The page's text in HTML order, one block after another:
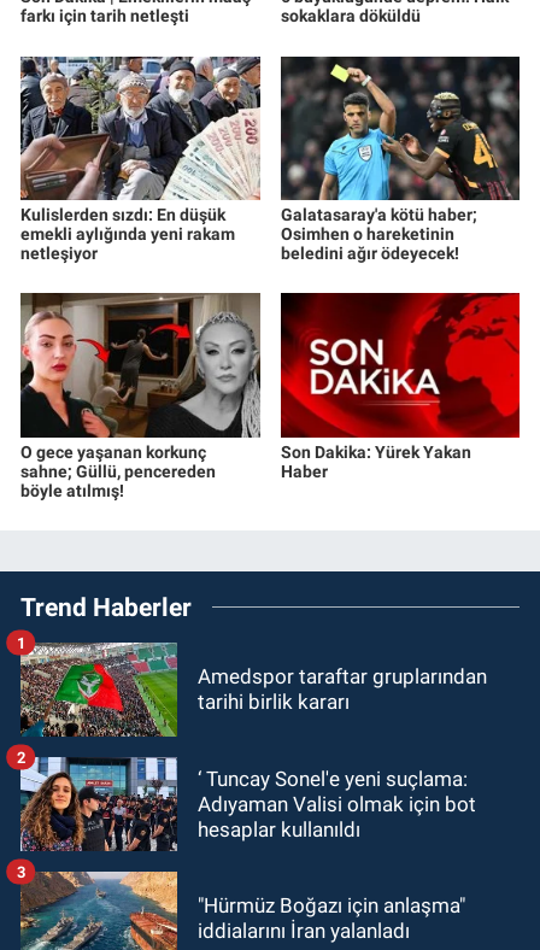
farkı için tarih netleşti
sokaklara döküldü
Kulislerden sızdı: En düşük
emekli aylığında yeni rakam
netleşiyor
Galatasaray'a kötü haber;
Osimhen o hareketinin
beledini ağır ödeyecek!
O gece yaşanan korkunç
sahne; Güllü, pencereden
böyle atılmış!
Son Dakika: Yürek Yakan
Haber
Trend Haberler
Amedspor taraftar gruplarından
tarihi birlik kararı
1
‘ Tuncay Sonel'e yeni suçlama:
Adıyaman Valisi olmak için bot
hesaplar kullanıldı
2
"Hürmüz Boğazı için anlaşma"
iddialarını İran yalanladı
3